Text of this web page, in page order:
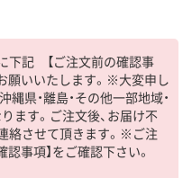
下記 【ご注文前の確認事
願いいたします。※大変申し
県・離島・その他一部地域・
ます。ご注文後、お届け不
絡させて頂きます。※ご注
事項】をご確認下さい。